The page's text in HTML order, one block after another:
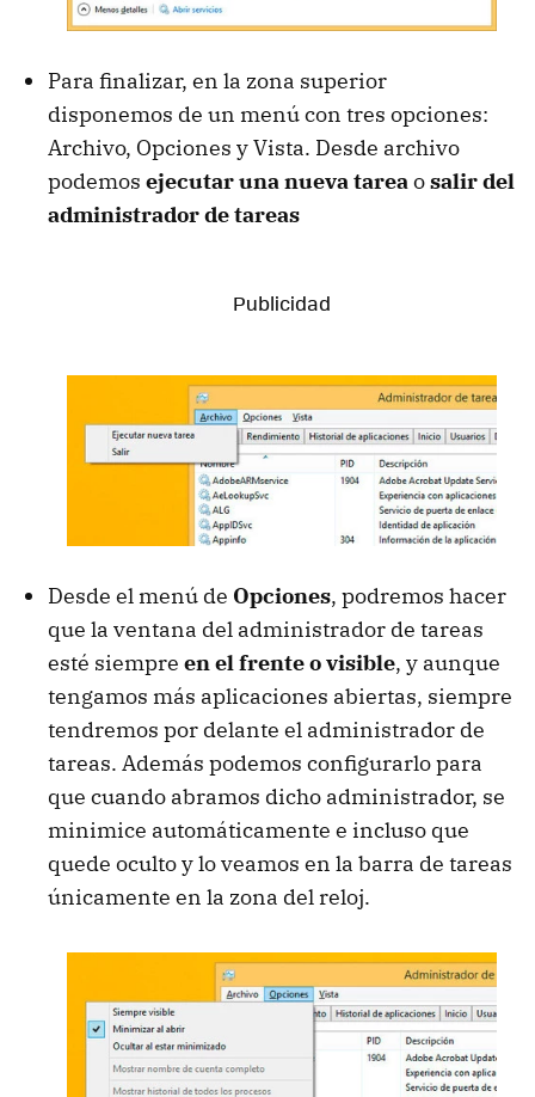
Para finalizar, en la zona superior
disponemos de un menú con tres opciones:
Archivo, Opciones y Vista. Desde archivo
podemos ejecutar una nueva tarea osalir del
administrador de tareas
Desde el menú de Opciones, podremos hacer
que la ventana del administrador de tareas
esté siempre en el frente o visible, y aunque
tengamos más aplicaciones abiertas, siempre
tendremos por delante el administrador de
tareas. Además podemos configurarlo para
que cuando abramos dicho administrador, se
minimice automáticamente e incluso que
quede oculto y lo veamos en la barra de tareas
únicamente en la zona del reloj.